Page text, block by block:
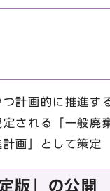
計画的に推進す
される「一般廃
画」として策定
版」の公開